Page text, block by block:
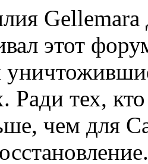
этот
Ради тех,
чем для